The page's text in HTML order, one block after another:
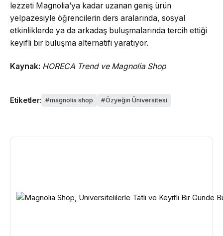
lezzeti Magnolia’ya kadar uzanan geniş ürün
yelpazesiyle öğrencilerin ders aralarında, sosyal
etkinliklerde ya da arkadaş buluşmalarında tercih ettiği
keyifli bir buluşma alternatifi yaratıyor.
Kaynak: HORECA Trend ve Magnolia Shop
Etiketler: magnolia shop Özyeğin Üniversitesi